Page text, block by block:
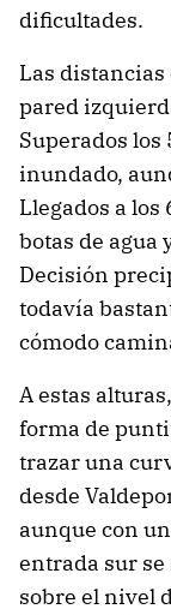
dificultades.
Las
pared
Superados los
inundado,
Llegados a
botas de agua
Decisión
todavía
cómodo
A estas
forma de
trazar una
desde
aunque con
entrada sur se
sobre el nivel